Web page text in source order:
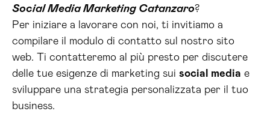
Social Media Marketing Catanzaro?
Per iniziare a lavorare con noi, ti invitiamo a
compilare il modulo di contatto sul nostro sito
web. Ti contatteremo al più presto per discutere
delle tue esigenze di marketing sui social media e
sviluppare una strategia personalizzata per il tuo
business.